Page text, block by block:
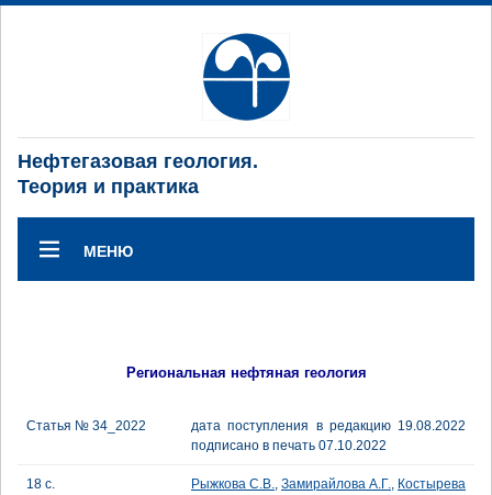
Нефтегазовая геология.
Теория и практика
МЕНЮ
Региональная нефтяная геология
Статья № 34_2022
дата поступления в редакцию 19.08.2022
подписано в печать 07.10.2022
18 с. Рыжкова С.В., Замирайлова А.Г., Костырева